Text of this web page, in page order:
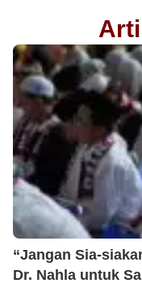
“Jangan Sia-
Dr. Nahla untuk